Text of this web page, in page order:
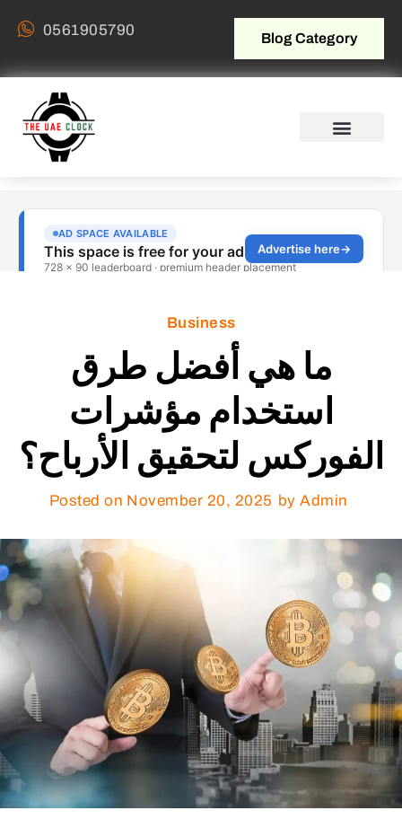
0561905790 Blog Category
Business
ما هي أفضل طرق
استخدام مؤشرات
الفوركس لتحقيق الأرباح؟
Posted on November 20, 2025 by Admin